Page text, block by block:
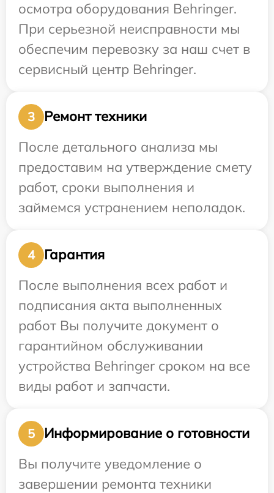
осмотра оборудования Behringer.
При серьезной неисправности мы
обеспечим перевозку за наш счет в
сервисный центр Behringer.
3
Ремонт техники
После детального анализа мы
предоставим на утверждение смету
работ, сроки выполнения и
займемся устранением неполадок.
4
Гарантия
После выполнения всех работ и
подписания акта выполненных
работ Вы получите документ о
гарантийном обслуживании
устройства Behringer сроком на все
виды работ и запчасти.
5
Информирование о готовности
Вы получите уведомление о
завершении ремонта техники